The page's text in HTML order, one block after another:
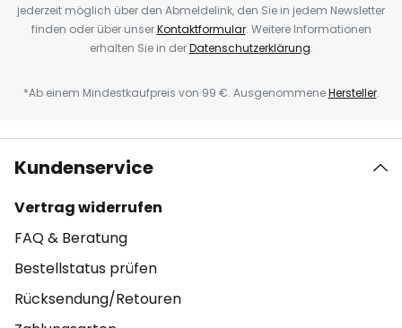
jederzeit möglich über den Abmeldelink, den Sie in jedem Newsletter
finden oder über unserKontaktformular. Weitere Informationen
erhalten Sie in derDatenschutzerklärung.
*Ab einem Mindestkaufpreis von 99 €. AusgenommeneHersteller.
Kundenservice
Vertrag widerrufen
FAQ & Beratung
Bestellstatus prüfen
Rücksendung/Retouren